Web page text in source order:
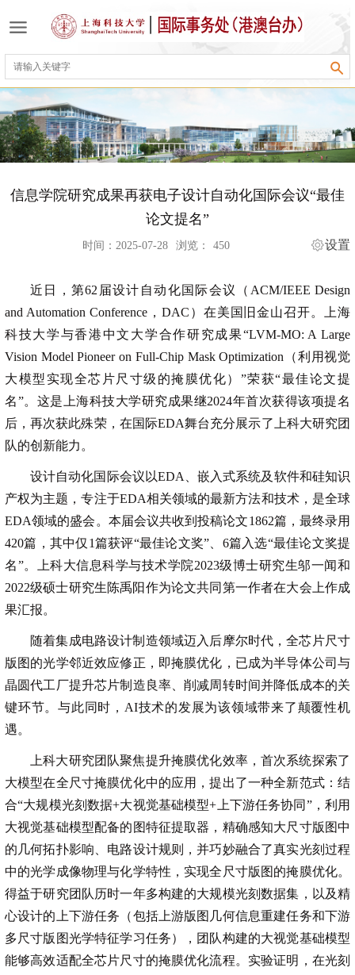
信息学院研究成果再获电子设计自动化国际会议“最佳
论文提名”
时间：2025-07-28 浏览： 450 设置
近日，第62届设计自动化国际会议（ACM/IEEE Design
and Automation Conference，DAC）在美国旧金山召开。上海
科技大学与香港中文大学合作研究成果“LVM-MO: A Large
Vision Model Pioneer on Full-Chip Mask Optimization （利用视觉
大模型实现全芯片尺寸级的掩膜优化）”荣获“最佳论文提
名”。 这是上海科技大学研究成果继2024年首次获得该项提名
后，再次获此殊荣，在国际EDA舞台充分展示了上科大研究团
队的创新能力。
设计自动化国际会议以EDA、嵌入式系统及软件和硅知识
产权为主题，专注于EDA相关领域的最新方法和技术，是全球
EDA领域的盛会。本届会议共收到投稿论文1862篇，最终录用
420篇，其中仅1篇获评“最佳论文奖”、6篇入选“最佳论文奖提
名”。上科大信息科学与技术学院2023级博士研究生邬一闻和
2022级硕士研究生陈禹阳作为论文共同第一作者在大会上作成
果汇报。
随着集成电路设计制造领域迈入后摩尔时代，全芯片尺寸
版图的光学邻近效应修正，即掩膜优化，已成为半导体公司与
晶圆代工厂提升芯片制造良率、削减周转时间并降低成本的关
键环节。与此同时，AI技术的发展为该领域带来了颠覆性机
遇。
上科大研究团队聚焦提升掩膜优化效率，首次系统探索了
大模型在全尺寸掩膜优化中的应用，提出了一种全新范式：结
合“大规模光刻数据+大视觉基础模型+上下游任务协同”，利用
大视觉基础模型配备的图特征提取器，精确感知大尺寸版图中
的几何拓扑影响、电路设计规则，并巧妙融合了真实光刻过程
中的光学成像物理与化学特性，实现全尺寸版图的掩膜优化。
得益于研究团队历时一年多构建的大规模光刻数据集，以及精
心设计的上下游任务（包括上游版图几何信息重建任务和下游
多尺寸版图光学特征学习任务），团队构建的大视觉基础模型
能够高效适配全芯片尺寸的掩膜优化流程。实验证明，在光刻